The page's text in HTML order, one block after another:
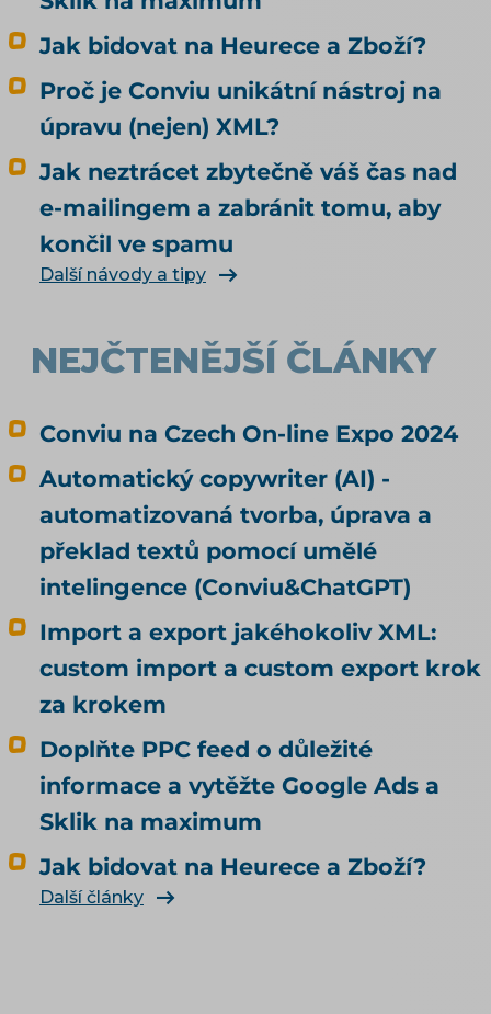
Jak bidovat na Heurece a Zboží?
Proč je Conviu unikátní nástroj na
úpravu (nejen) XML?
Jak neztrácet zbytečně váš čas nad
e-mailingem a zabránit tomu, aby
končil ve spamu
Další návody a tipy
NEJČTENĚJŠÍ ČLÁNKY
Conviu na Czech On-line Expo 2024
Automatický copywriter (AI) -
automatizovaná tvorba, úprava a
překlad textů pomocí umělé
intelingence (Conviu&ChatGPT)
Import a export jakéhokoliv XML:
custom import a custom export krok
za krokem
Doplňte PPC feed o důležité
informace a vytěžte Google Ads a
Sklik na maximum
Jak bidovat na Heurece a Zboží?
Další články